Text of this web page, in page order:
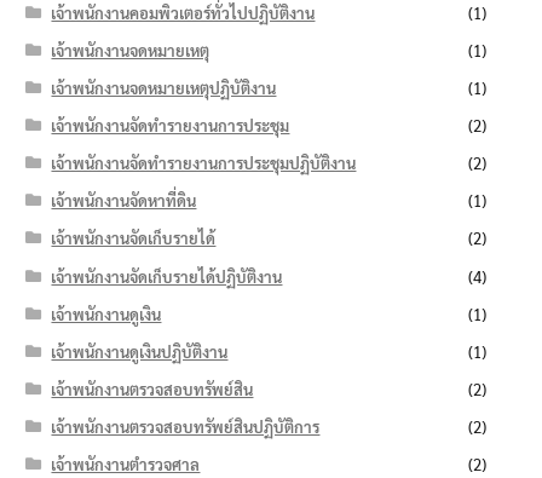
เจ้าพนักงานคอมพิวเตอร์ทั่วไปปฏิบัติงาน
(1)
เจ้าพนักงานจดหมายเหตุ
(1)
เจ้าพนักงานจดหมายเหตุปฏิบัติงาน
(1)
เจ้าพนักงานจัดทำรายงานการประชุม
(2)
เจ้าพนักงานจัดทำรายงานการประชุมปฏิบัติงาน
(2)
เจ้าพนักงานจัดหาที่ดิน
(1)
เจ้าพนักงานจัดเก็บรายได้
(2)
เจ้าพนักงานจัดเก็บรายได้ปฏิบัติงาน
(4)
เจ้าพนักงานดูเงิน
(1)
เจ้าพนักงานดูเงินปฏิบัติงาน
(1)
เจ้าพนักงานตรวจสอบทรัพย์สิน
(2)
เจ้าพนักงานตรวจสอบทรัพย์สินปฏิบัติการ
(2)
เจ้าพนักงานตำรวจศาล
(2)